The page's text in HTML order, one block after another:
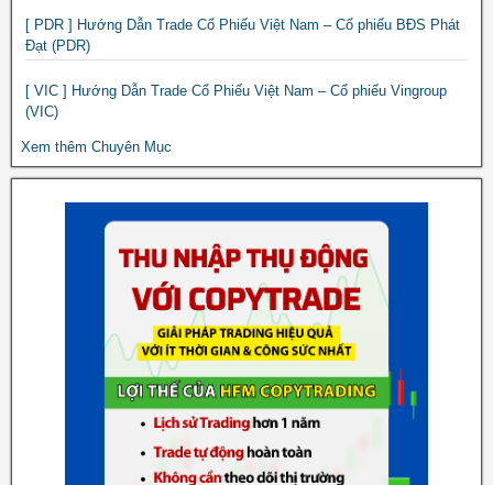
[ PDR ] Hướng Dẫn Trade Cổ Phiếu Việt Nam – Cổ phiếu BĐS Phát
Đạt (PDR)
[ VIC ] Hướng Dẫn Trade Cổ Phiếu Việt Nam – Cổ phiếu Vingroup
(VIC)
Xem thêm Chuyên Mục